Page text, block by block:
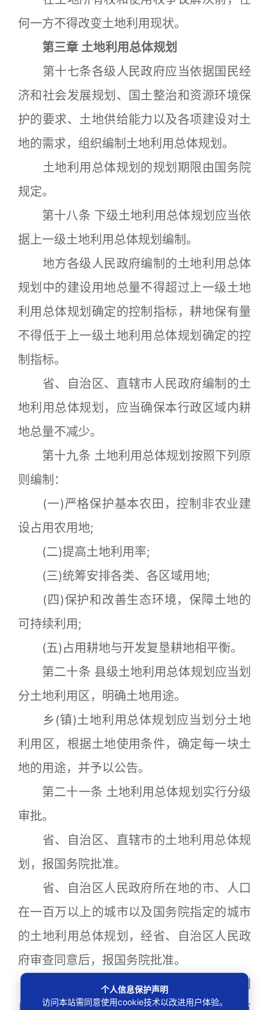
何一方不得改变土地利用现状。
第三章 土地利用总体规划
第十七条各级人民政府应当依据国民经
济和社会发展规划、国土整治和资源环境保
护的要求、土地供给能力以及各项建设对土
地的需求，组织编制土地利用总体规划。
土地利用总体规划的规划期限由国务院
规定。
第十八条 下级土地利用总体规划应当依
据上一级土地利用总体规划编制。
地方各级人民政府编制的土地利用总体
规划中的建设用地总量不得超过上一级土地
利用总体规划确定的控制指标，耕地保有量
不得低于上一级土地利用总体规划确定的控
制指标。
省、自治区、直辖市人民政府编制的土
地利用总体规划，应当确保本行政区域内耕
地总量不减少。
第十九条 土地利用总体规划按照下列原
则编制：
(一)严格保护基本农田，控制非农业建
设占用农用地;
(二)提高土地利用率;
(三)统筹安排各类、各区域用地;
(四)保护和改善生态环境，保障土地的
可持续利用;
(五)占用耕地与开发复垦耕地相平衡。
第二十条 县级土地利用总体规划应当划
分土地利用区，明确土地用途。
乡(镇)土地利用总体规划应当划分土地
利用区，根据土地使用条件，确定每一块土
地的用途，并予以公告。
第二十一条 土地利用总体规划实行分级
审批。
省、自治区、直辖市的土地利用总体规
划，报国务院批准。
省、自治区人民政府所在地的市、人口
在一百万以上的城市以及国务院指定的城市
的土地利用总体规划，经省、自治区人民政
府审查同意后，报国务院批准。
本条第二款、第三款规定以外的土地利
个人信息保护声明
访问本站需同意使用cookie技术以改进用户体验。